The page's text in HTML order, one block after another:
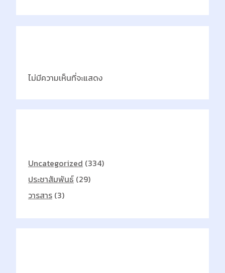
ไม่มีความเห็นที่จะแสดง
Uncategorized (334)
ประชาสัมพันธ์ (29)
วารสาร (3)